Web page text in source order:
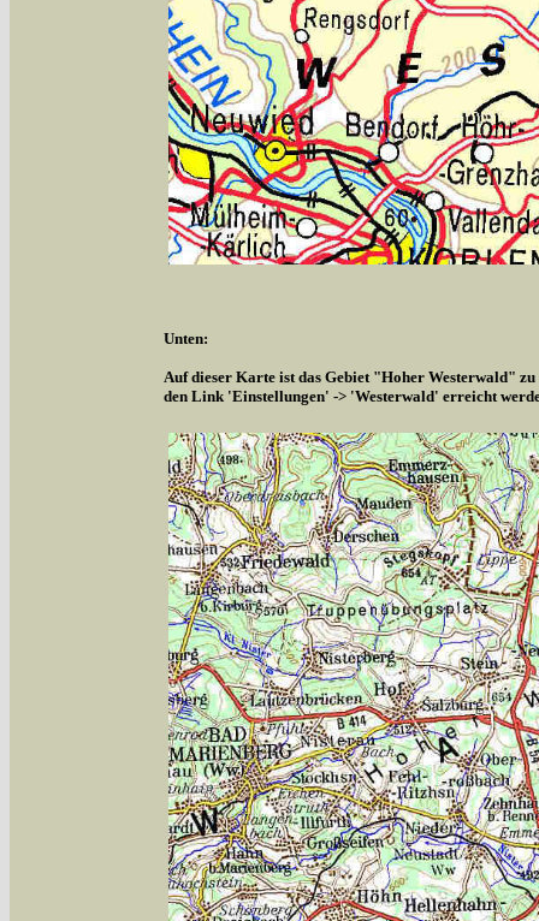
Unten:
Auf dieser Karte ist das Gebiet "Hoher Westerwald"
den Link 'Einstellungen' -> 'Westerwald' erreicht